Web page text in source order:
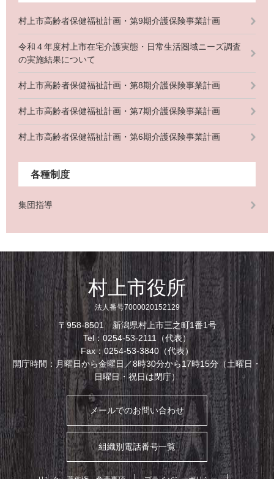
村上市高齢者保健福祉計画・第9期介護保険事業計画
令和４年度村上市在宅介護実態・日常生活圏域ニーズ調査
の実施結果について
村上市高齢者保健福祉計画・第8期介護保険事業計画
村上市高齢者保健福祉計画・第7期介護保険事業計画
村上市高齢者保健福祉計画・第6期介護保険事業計画
各種制度
集団指導
村上市役所
法人番号7000020152129
〒958-8501 新潟県村上市三之町1番1号
Tel：0254-53-2111（代表）
Fax：0254-53-3840（代表）
開庁時間：月曜日から金曜日／8時30分から17時15分（土曜日・
日曜日・祝日は閉庁）
メールでのお問い合わせ
組織別電話番号一覧